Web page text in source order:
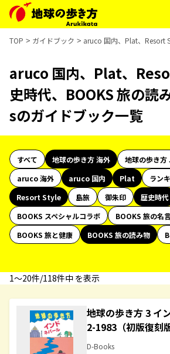
TOP ガイドブック aruco 国内、Plat、Resort
aruco 国内、Plat、
史時代、BOOKS 旅の読
sのガイドブック一覧
すべて 地球の歩き方 海外
地球の歩き方
aruco 海外
aruco 国内 Plat
ラン
Resort Style
島旅 御朱印 歴史時代
BOOKS スペシャルコラボ
BOOKS 旅の名
BOOKS 旅と健康
BOOKS 旅の読み物
1〜20件/118件中 を表示
地球の歩き方 3 イ
2-1983（初版復刻版
D-Books